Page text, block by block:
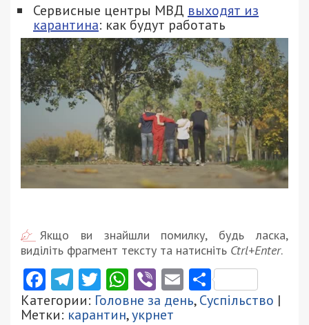
Сервисные центры МВД выходят из
карантина: как будут работать
Якщо ви знайшли помилку, будь ласка,
виділіть фрагмент тексту та натисніть Ctrl+Enter.
Facebook
Telegram
Twitter
WhatsApp
ViberEmail
Категории: Головне за день,Суспільство |
Метки: карантин,укрнет